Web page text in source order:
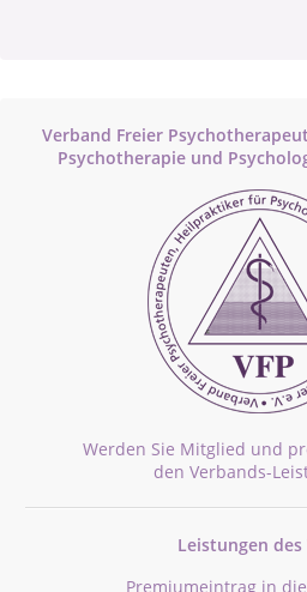
Verband Freier
Psychotherapie und
Werden Sie Mitglied und
den Verbands-
Leistungen des
Premiumeintrag in